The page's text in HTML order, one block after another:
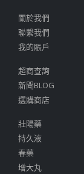
關於我們
聯繫我們
我的賬戶
超商查詢
新聞BLOG
選購商店
壯陽藥
持久液
春藥
增大丸